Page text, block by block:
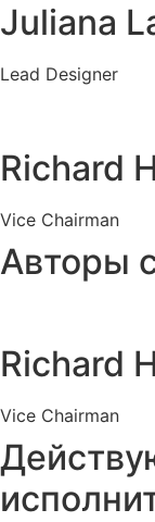
Juliana
Lead Designer
Richard
Vice Chairman
Авторы
Richard
Vice Chairman